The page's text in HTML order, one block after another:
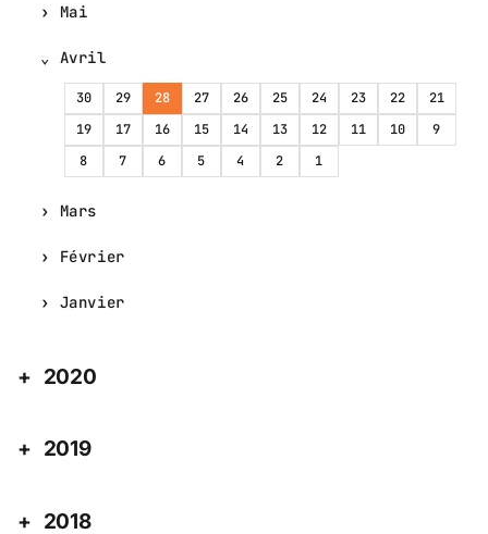
Mai
Avril
30 29 28 27 26 25 24 23 22
21
19
17 16 15 14 13 12 11 10
9
8
7 6 5 4 2 1
Mars
Février
Janvier
2020
2019
2018